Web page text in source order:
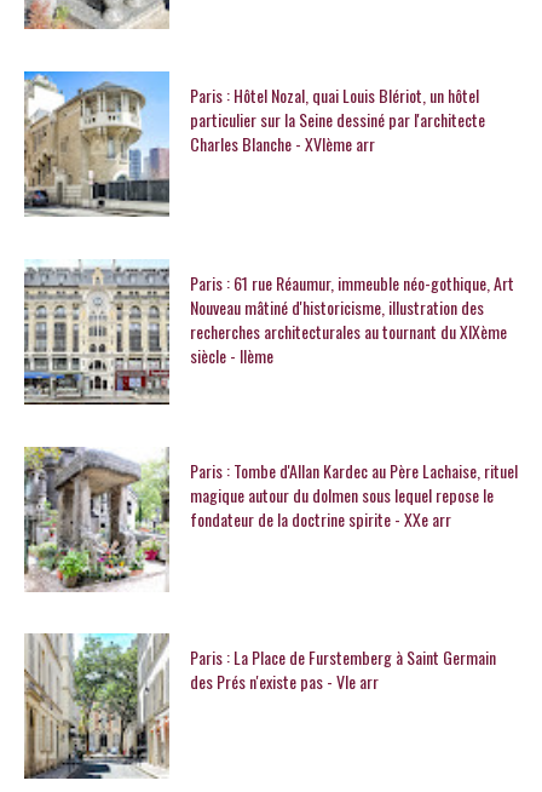
Paris : Hôtel Nozal, quai Louis Blériot, un hôtel
particulier sur la Seine dessiné par l'architecte
Charles Blanche - XVIème arr
Paris : 61 rue Réaumur, immeuble néo-gothique, Art
Nouveau mâtiné d'historicisme, illustration des
recherches architecturales au tournant du XIXème
siècle - IIème
Paris : Tombe d'Allan Kardec au Père Lachaise, rituel
magique autour du dolmen sous lequel repose le
fondateur de la doctrine spirite - XXe arr
Paris : La Place de Furstemberg à Saint Germain
des Prés n'existe pas - VIe arr